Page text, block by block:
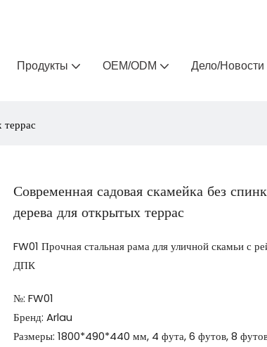
Продукты OEM/ODM Дело/Новости
террас
Современная садовая скамейка без
дерева для открытых террас
FW01 Прочная стальная рама для уличной скамьи с
ДПК
№: FW01
Бренд: Arlau
Размеры: 1800*490*440 мм, 4 фута, 6 футов, 8